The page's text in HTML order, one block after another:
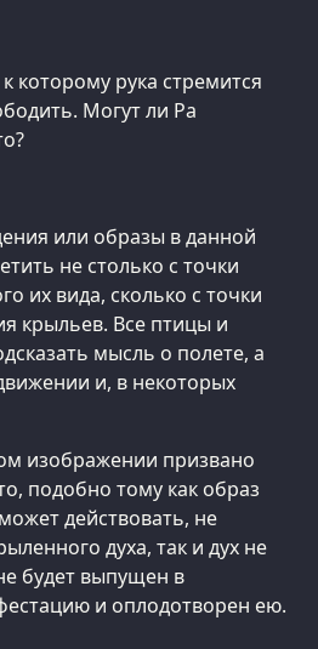
которому рука стремится
Могут ли Ра
или образы в данной
не столько с точки
их вида, сколько с точки
крыльев. Все птицы и
мысль о полете, а
и, в некоторых
изображении призвано
подобно тому как образ
действовать, не
духа, так и дух не
будет выпущен в
и оплодотворен ею.